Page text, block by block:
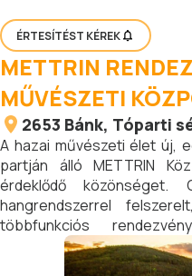
ÉRTESÍTÉST KÉREK
METTRIN
MŰVÉSZETI
2653 Bánk, Tóparti
A hazai művészeti élet új,
partján álló METTRIN
érdeklődő közönséget.
hangrendszerrel
többfunkciós
tervezésű
eseménynek sajátos